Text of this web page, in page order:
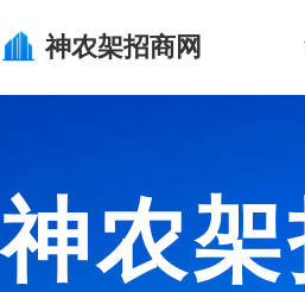
神农架招商网
神农